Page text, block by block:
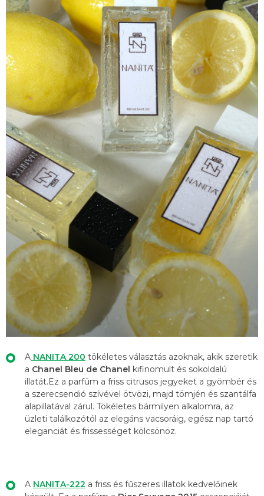
A NANITA 200 tökéletes választás azoknak, akik szeretik
a Chanel Bleu de Chanel kifinomult és sokoldalú
illatát.Ez a parfüm a friss citrusos jegyeket a gyömbér és
a szerecsendió szívével ötvözi, majd tömjén és szantálfa
alapillatával zárul. Tökéletes bármilyen alkalomra, az
üzleti találkozótól az elegáns vacsoráig, egész nap tartó
eleganciát és frissességet kölcsönöz.
A NANITA-222 a friss és fűszeres illatok kedvelőinek